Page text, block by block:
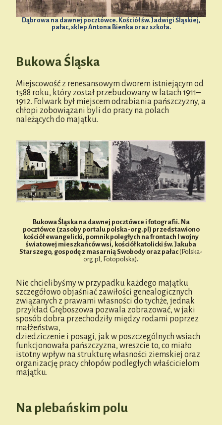
Dąbrowa na dawnej pocztówce. Kościół św. Jadwigi Śląskiej,
pałac, sklep Antona Bienka oraz szkoła.
Bukowa Śląska
Miejscowość z renesansowym dworem istniejącym od
1588 roku, który został przebudowany w latach 1911–
1912. Folwark był miejscem odrabiania pańszczyzny, a
chłopi zobowiązani byli do pracy na polach
należących do majątku.
Bukowa Śląska na dawnej pocztówce i fotografii. Na
pocztówce (zasoby portalu polska-org.pl) przedstawiono
kościół ewangelicki, pomnik poległych na frontach I wojny
światowej mieszkańców wsi, kościół katolicki św. Jakuba
Starszego, gospodę z masarnią Swobody oraz pałac(Polska-
org.pl, Fotopolska).
Nie chcielibyśmy w przypadku każdego majątku
szczegółowo objaśniać zawiłości genealogicznych
związanych z prawami własności do tychże, jednak
przykład Gręboszowa pozwala zobrazować, w jaki
sposób dobra przechodziły między rodami poprzez
małżeństwa,
dziedziczenie i posagi, jak w poszczególnych wsiach
funkcjonowała pańszczyzna, wreszcie to, co miało
istotny wpływ na strukturę własności ziemskiej oraz
organizację pracy chłopów podległych właścicielom
majątku.
Na plebańskim polu